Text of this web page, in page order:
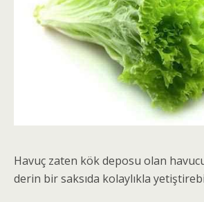
Havuç zaten kök deposu olan
derin bir saksıda kolaylıkla